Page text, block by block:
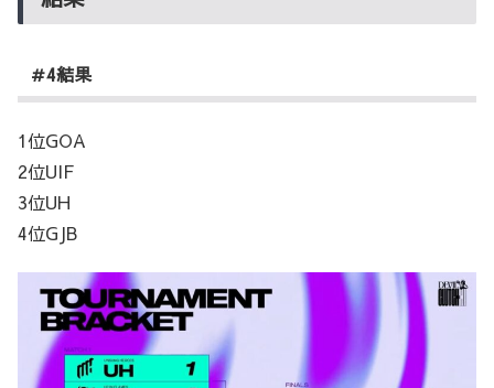
＃4結果
1位GOA
2位UIF
3位UH
4位GJB